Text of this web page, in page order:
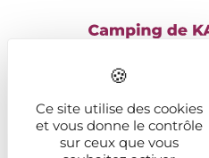
Ce site utilise des cookies
et vous donne le contrôle
sur ceux que vous